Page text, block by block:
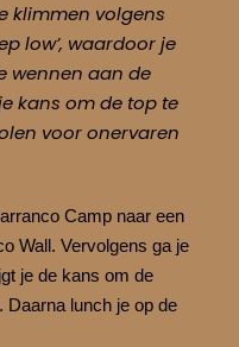
klimmen volgens
low’, waardoor je
wennen aan de
kans om de top te
voor onervaren
Camp naar een
Wall. Vervolgens ga je
je de kans om de
Daarna lunch je op de